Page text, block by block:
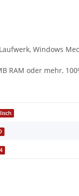
Windows
RAM oder mehr,